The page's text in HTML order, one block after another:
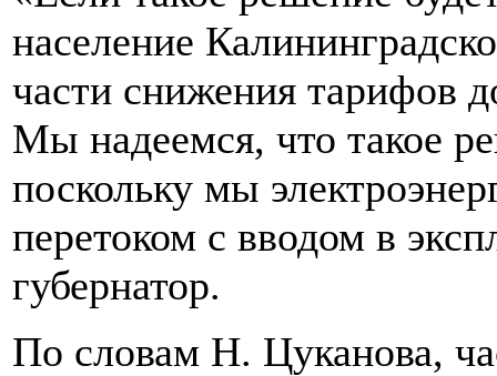
население
части снижения тарифов
Мы надеемся, что такое
поскольку мы
перетоком с вводом в
губернатор.
По словам Н. Цуканова,